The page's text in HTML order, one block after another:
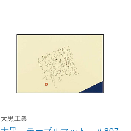
大黒工業